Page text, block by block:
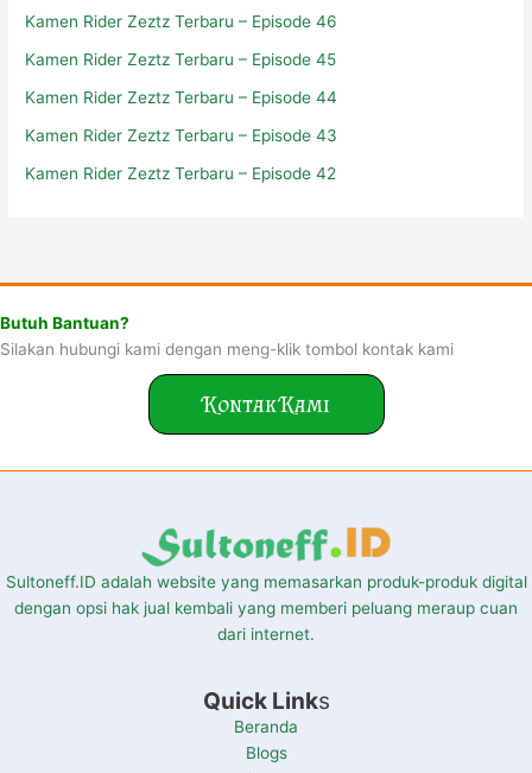
Kamen Rider Zeztz Terbaru – Episode 46
Kamen Rider Zeztz Terbaru – Episode 45
Kamen Rider Zeztz Terbaru – Episode 44
Kamen Rider Zeztz Terbaru – Episode 43
Kamen Rider Zeztz Terbaru – Episode 42
Butuh Bantuan?
Silakan hubungi kami dengan meng-klik tombol kontak kami
Kontak Kami
Sultoneff.ID adalah website yang memasarkan produk-produk digital
dengan opsi hak jual kembali yang memberi peluang meraup cuan
dari internet.
Quick Links
Beranda
Blogs